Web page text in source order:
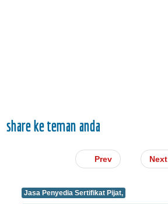
share ke teman anda
Prev Next
Jasa Penyedia Sertifikat Pijat,